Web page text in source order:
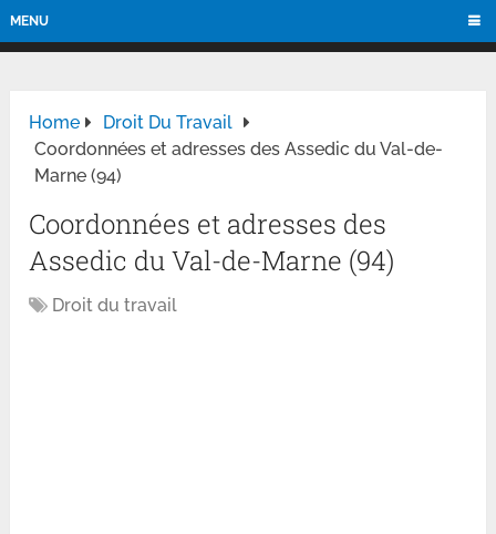
MENU
Home
Droit Du Travail
Coordonnées et adresses des Assedic du Val-de-
Marne (94)
Coordonnées et adresses des
Assedic du Val-de-Marne (94)
Droit du travail